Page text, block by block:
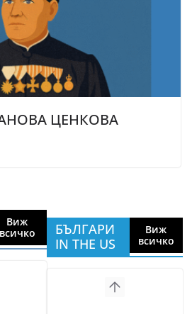
ЦЕНКОВА
Виж
всичко
БЪЛГАРИ
IN THE US
Виж
всичко